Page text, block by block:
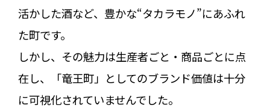
活かした酒など、豊かな“タカラモノ”にあふれ
た町です。
しかし、その魅力は生産者ごと・商品ごとに点
在し、「竜王町」としてのブランド価値は十分
に可視化されていませんでした。